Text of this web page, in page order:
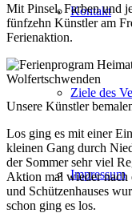
Kontakt
Ziele des
Impressum
Mit Pinsel, Farben und
fünfzehn Künstler am
Ferienaktion.
Unsere Künstler
Los ging es mit einer
kleinen Gang durch
der Sommer sehr viel
Aktion mal wieder nach
und Schützenhauses
schon ging es los.